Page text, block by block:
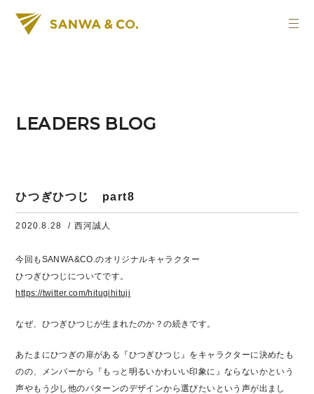
LEADERS BLOG
ひつぎひつじ part8
2020.8.28 / 西河誠人
今回もSANWA&CO.のオリジナルキャラクター
ひつぎひつじについてです。
https://twitter.com/hitugihituji
なぜ、ひつぎひつじが生まれたのか？の続きです。
あたまにひつぎの扉がある『ひつぎひつじ』をキャラクターに決めたも
のの、メンバーから『もっと明るいかわいい印象に』ならないかという
声やもう少し他のパターンのデザインから選びたいという声が出まし